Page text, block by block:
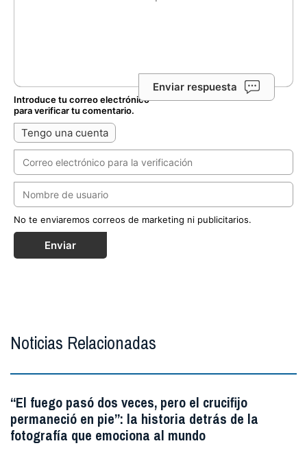
Enviar respuesta
Introduce tu correo electrónico
para verificar tu comentario.
Tengo una cuenta
No te enviaremos correos de marketing ni publicitarios.
Enviar
Noticias Relacionadas
“El fuego pasó dos veces, pero el crucifijo
permaneció en pie”: la historia detrás de la
fotografía que emociona al mundo